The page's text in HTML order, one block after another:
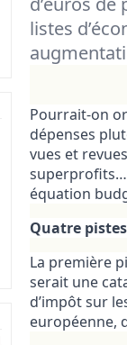
listes
Pourrait-on
dépenses
vues et
superprofits…
équation
Quatre
La première
serait une
d’impôt sur
européenne,